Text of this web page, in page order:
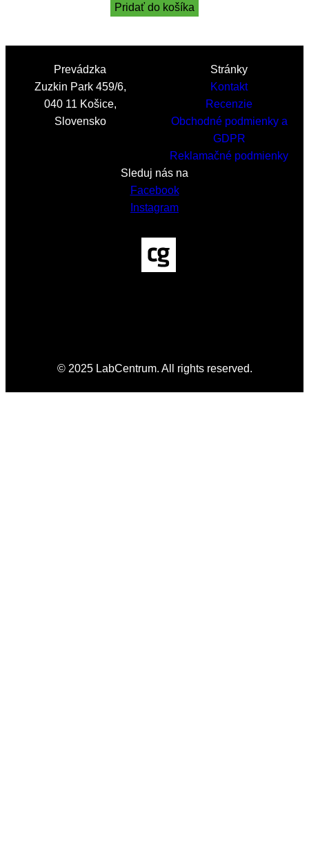
Pridať do košíka
Prevádzka
Zuzkin Park 459/6,
040 11 Košice,
Slovensko
Stránky
Kontakt
Recenzie
Obchodné podmienky a
GDPR
Reklamačné podmienky
Sleduj nás na
Facebook
Instagram
© 2025 LabCentrum. All rights reserved.